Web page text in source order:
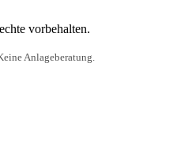
vorbehalten.
Anlageberatung.